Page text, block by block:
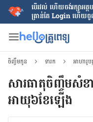
បើរវល់ ហើយចង់​រក្សាអត្
គ្រាន់តែ​ Login ហើយចូ
ចិញ្ចឹមកូន ទារក អាហារូប
សារធាតុ​ចិញ្ចឹម​សំ
អាយុ​៦​ខែ​​​​​​​​​​​​​​​​​​​​​​​​​ឡើង​